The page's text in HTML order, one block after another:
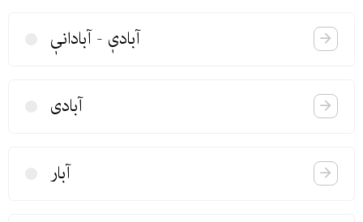
آبادیٖ - آبادانیٖ
آبادی
آبار